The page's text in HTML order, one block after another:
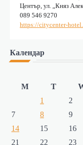
Център, ул. „Княз
089 546 9270
https://citycenter-
Календар
M
T
1
2
7
8 9
14
15 16
21
22 23